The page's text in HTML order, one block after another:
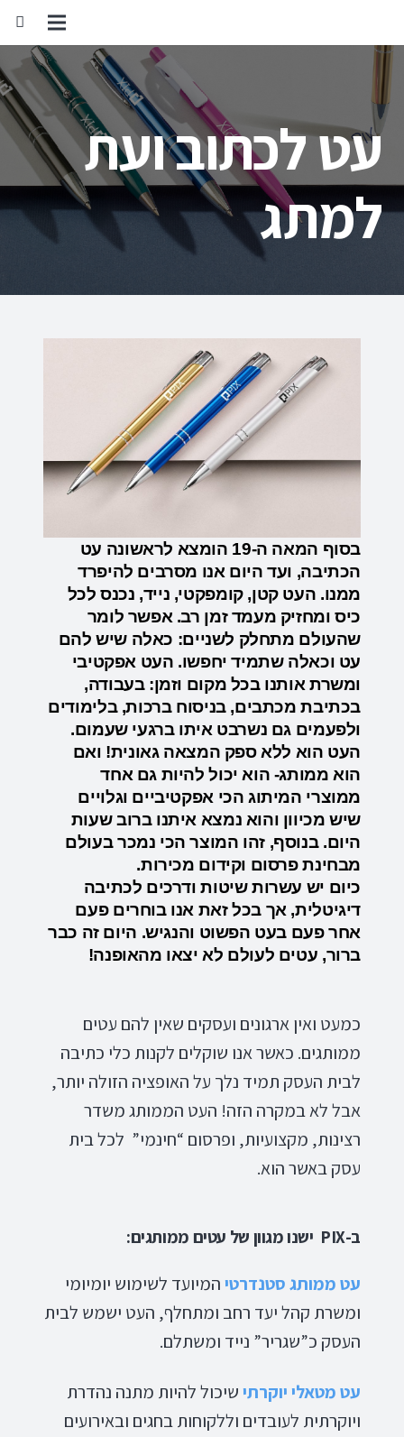
עט לכתוב ועת
למתג
בסוף המאה ה-19 הומצא לראשונה עט
הכתיבה, ועד היום אנו מסרבים להיפרד
ממנו. העט קטן, קומפקטי, נייד, נכנס לכל
כיס ומחזיק מעמד זמן רב. אפשר לומר
שהעולם מתחלק לשניים: כאלה שיש להם
עט וכאלה שתמיד יחפשו. העט אפקטיבי
ומשרת אותנו בכל מקום וזמן: בעבודה,
בכתיבת מכתבים, בניסוח ברכות, בלימודים
ולפעמים גם נשרבט איתו ברגעי שעמום.
העט הוא ללא ספק המצאה גאונית! ואם
הוא ממותג- הוא יכול להיות גם אחד
ממוצרי המיתוג הכי אפקטיביים וגלויים
שיש מכיוון והוא נמצא איתנו ברוב שעות
היום. בנוסף, זהו המוצר הכי נמכר בעולם
מבחינת פרסום וקידום מכירות.
כיום יש עשרות שיטות ודרכים לכתיבה
דיגיטלית, אך בכל זאת אנו בוחרים פעם
אחר פעם בעט הפשוט והנגיש. היום זה כבר
ברור, עטים לעולם לא יצאו מהאופנה!
כמעט ואין ארגונים ועסקים שאין להם עטים
ממותגים. כאשר אנו שוקלים לקנות כלי כתיבה
לבית העסק תמיד נלך על האופציה הזולה יותר,
אבל לא במקרה הזה! העט הממותג משדר
רצינות, מקצועיות, ופרסום “חינמי” לכל בית
עסק באשר הוא.
ב-PIX ישנו מגוון של עטים ממותגים:
עט ממותג סטנדרטיהמיועד לשימוש יומיומי
ומשרת קהל יעד רחב ומתחלף, העט ישמש לבית
העסק כ”שגריר” נייד ומשתלם.
עט מטאלי יוקרתישיכול להיות מתנה נהדרת
ויוקרתית לעובדים וללקוחות בחגים ובאירועים